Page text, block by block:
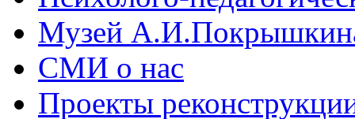
Музей
СМИ о нас
Проекты